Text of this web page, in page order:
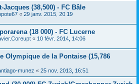
(38,500) - FC Bâle
« 29 janv. 2015, 20:19
(18 000) - FC Lucerne
« 10 févr. 2014, 14:06
Olympique de la Pontaise (15,786
munez « 25 nov. 2013, 16:51